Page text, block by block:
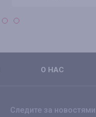
О НАС
Следите за